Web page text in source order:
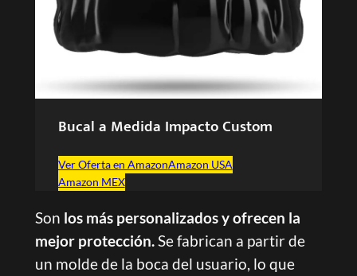
Bucal a Medida Impacto Custom
Ver Oferta en AmazonAmazon USA
Amazon MEX
Son los más personalizados y ofrecen la
mejor protección.Se fabrican a partir de
un molde de la boca del usuario, lo que